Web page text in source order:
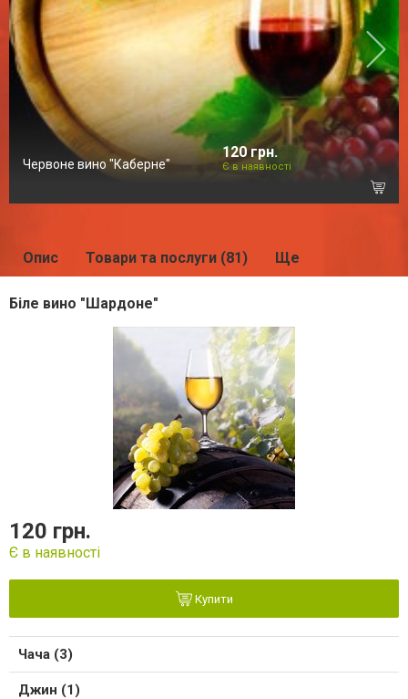
Червоне вино "Каберне"
120 грн.
Є в наявності
Опис Товари та послуги (81) Ще
Біле вино "Шардоне"
120 грн.
Є в наявності
Купити
Чача (3)
Джин (1)